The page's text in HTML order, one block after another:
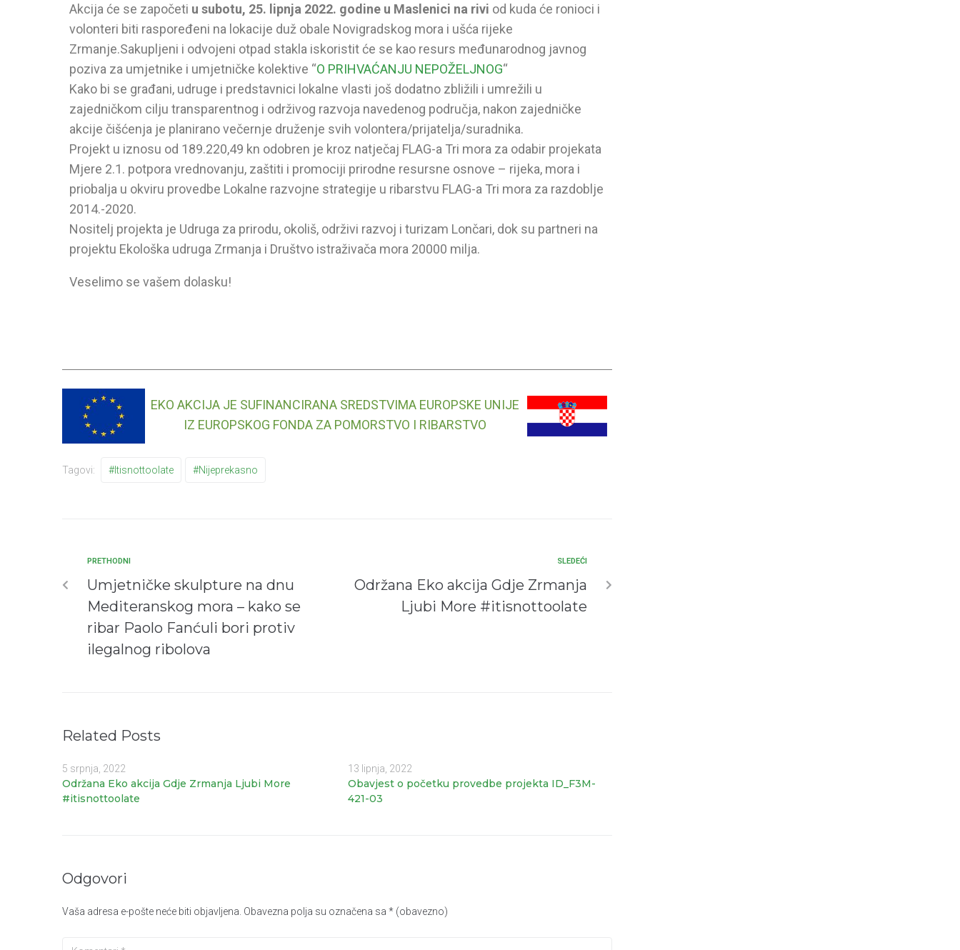
Akcija će se započeti u subotu, 25. lipnja 2022. godine u Maslenici na rivi od kuda će ronioci i
volonteri biti raspoređeni na lokacije duž obale Novigradskog mora i ušća rijeke
Zrmanje.Sakupljeni i odvojeni otpad stakla iskoristit će se kao resurs međunarodnog javnog
poziva za umjetnike i umjetničke kolektive “O PRIHVAĆANJU NEPOŽELJNOG“
Kako bi se građani, udruge i predstavnici lokalne vlasti još dodatno zbližili i umrežili u
zajedničkom cilju transparentnog i održivog razvoja navedenog područja, nakon zajedničke
akcije čišćenja je planirano večernje druženje svih volontera/prijatelja/suradnika.
Projekt u iznosu od 189.220,49 kn odobren je kroz natječaj FLAG-a Tri mora za odabir projekata
Mjere 2.1. potpora vrednovanju, zaštiti i promociji prirodne resursne osnove – rijeka, mora i
priobalja u okviru provedbe Lokalne razvojne strategije u ribarstvu FLAG-a Tri mora za razdoblje
2014.-2020.
Nositelj projekta je Udruga za prirodu, okoliš, održivi razvoj i turizam Lončari, dok su partneri na
projektu Ekološka udruga Zrmanja i Društvo istraživača mora 20000 milja.
Veselimo se vašem dolasku!
EKO AKCIJA JE SUFINANCIRANA SREDSTVIMA EUROPSKE UNIJE
IZ EUROPSKOG FONDA ZA POMORSTVO I RIBARSTVO
Tagovi: #itisnottoolate #nijeprekasno
PRETHODNI
Umjetničke skulpture na dnu
Mediteranskog mora – kako se
ribar Paolo Fanćuli bori protiv
ilegalnog ribolova
SLEDEĆI
Održana Eko akcija Gdje Zrmanja
Ljubi More #itisnottoolate
Related Posts
5 srpnja, 2022
Održana Eko akcija Gdje Zrmanja Ljubi More
#itisnottoolate
13 lipnja, 2022
Obavjest o početku provedbe projekta ID_F3M-
421-03
Odgovori
Vaša adresa e-pošte neće biti objavljena. Obavezna polja su označena sa * (obavezno)